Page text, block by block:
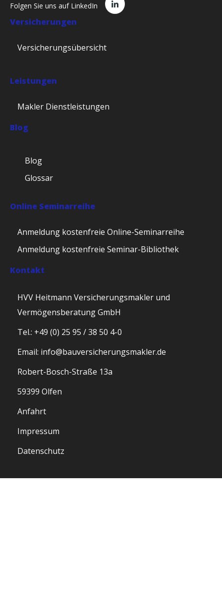
Folgen Sie uns auf LinkedIn
Versicherungen
Versicherungsübersicht
Leistungen
Makler Dienstleistungen
Blog
Blog
Glossar
Online Seminarreihe
Anmeldung kostenfreie Online-Seminarreihe
Anmeldung kostenfreie Seminar-Bibliothek
Kontakt
HVV Heitmann Versicherungsmakler und
Vermögensberatung GmbH
Tel.: +49 (0) 25 95 / 38 50 4-0
Email: info@bauversicherungsmakler.de
Robert-Bosch-Straße 13a
59399 Olfen
Anfahrt
Impressum
Datenschutz